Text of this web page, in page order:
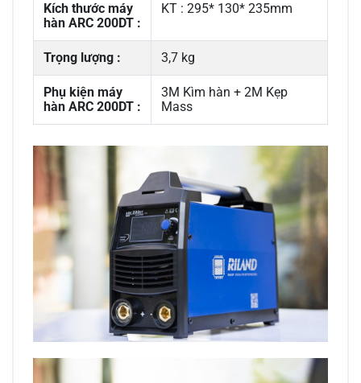
Kích thước máy
hàn ARC 200DT :
KT : 295* 130* 235mm
Trọng lượng : 3,7 kg
Phụ kiện máy
hàn ARC 200DT :
3M Kìm hàn + 2M Kẹp
Mass